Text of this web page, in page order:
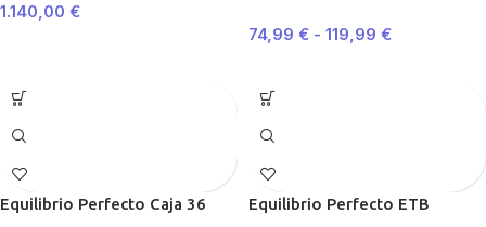
1.140,00 €
74,99 € - 119,99 €
Equilibrio Perfecto Caja 36 Equilibrio Perfecto ETB